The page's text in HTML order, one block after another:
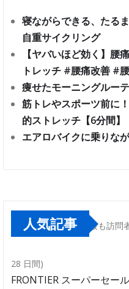
寝ながらできる、たる
自重サイクリング
【ヤバいほど効く】腰
トレッチ #腰痛改善 #
痩せたモーニングルー
筋トレやスポーツ前に
的ストレッチ【6分間】
エアロバイクに乗りな
人気記事 最も訪
28 日間)
FRONTIER スーパーセー